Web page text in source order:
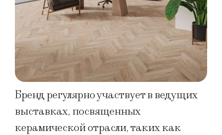
Бренд регулярно участвует в ведущих
выставках, посвященных
керамической отрасли, таких как